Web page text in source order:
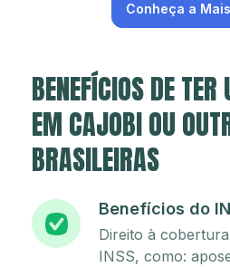
Conheça a
BENEFÍCIOS DE
EM CAJOBI OU
BRASILEIRAS
Benefícios do
Direito à
INSS, como: